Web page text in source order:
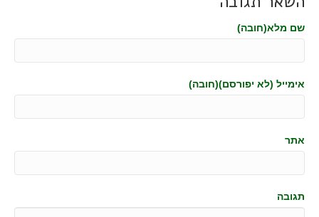
שם מלא(חובה)
אימייל (לא יפורסם)(חובה)
אתר
תגובה